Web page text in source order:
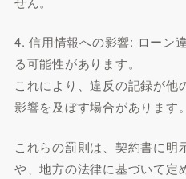
4. 信用情報への影響: ローン
る可能性があります。
これにより、違反の記録が他
影響を及ぼす場合があります。
これらの罰則は、契約書に明
や、地方の法律に基づいて定